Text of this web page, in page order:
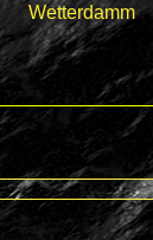
Wetterdamm